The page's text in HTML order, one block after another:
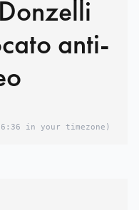
anti-
in your timezone)